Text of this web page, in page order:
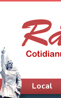
principal
Local